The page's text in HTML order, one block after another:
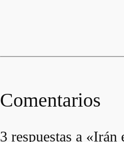
Comentarios
3 respuestas a